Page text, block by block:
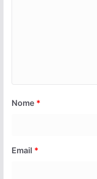
Nome *
Email *